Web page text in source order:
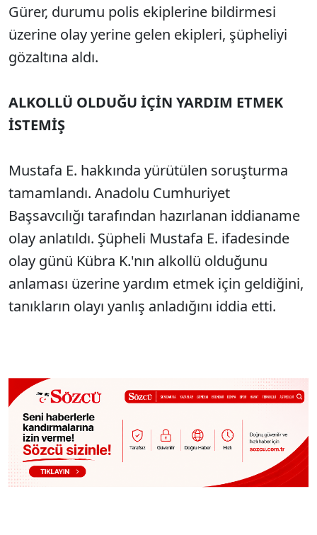
Gürer, durumu polis ekiplerine bildirmesi
üzerine olay yerine gelen ekipleri, şüpheliyi
gözaltına aldı.
ALKOLLÜ OLDUĞU İÇİN YARDIM ETMEK
İSTEMİŞ
Mustafa E. hakkında yürütülen soruşturma
tamamlandı. Anadolu Cumhuriyet
Başsavcılığı tarafından hazırlanan iddianame
olay anlatıldı. Şüpheli Mustafa E. ifadesinde
olay günü Kübra K.'nın alkollü olduğunu
anlaması üzerine yardım etmek için geldiğini,
tanıkların olayı yanlış anladığını iddia etti.